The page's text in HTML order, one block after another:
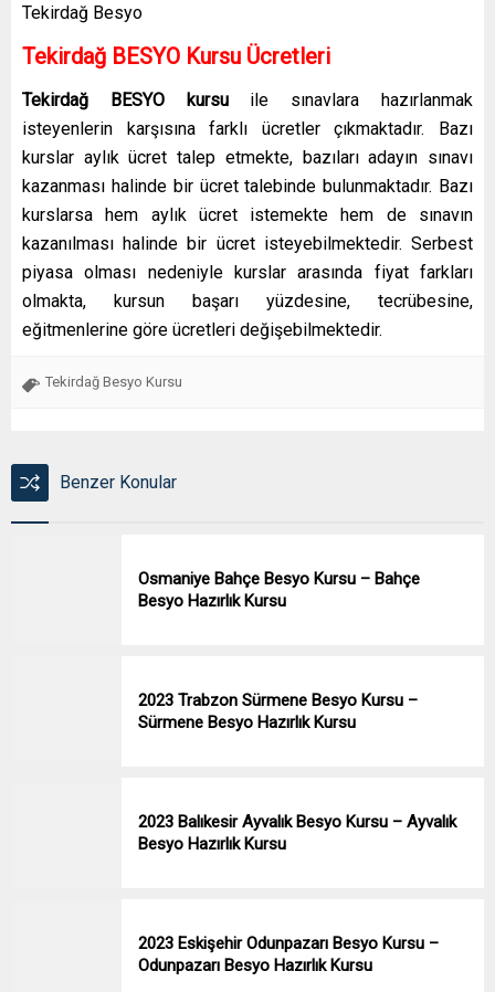
Tekirdağ Besyo
Tekirdağ BESYO Kursu Ücretleri
Tekirdağ BESYO kursu ile sınavlara hazırlanmak
isteyenlerin karşısına farklı ücretler çıkmaktadır. Bazı
kurslar aylık ücret talep etmekte, bazıları adayın sınavı
kazanması halinde bir ücret talebinde bulunmaktadır. Bazı
kurslarsa hem aylık ücret istemekte hem de sınavın
kazanılması halinde bir ücret isteyebilmektedir. Serbest
piyasa olması nedeniyle kurslar arasında fiyat farkları
olmakta, kursun başarı yüzdesine, tecrübesine,
eğitmenlerine göre ücretleri değişebilmektedir.
Tekirdağ Besyo Kursu
Benzer Konular
Osmaniye Bahçe Besyo Kursu – Bahçe
Besyo Hazırlık Kursu
2023 Trabzon Sürmene Besyo Kursu –
Sürmene Besyo Hazırlık Kursu
2023 Balıkesir Ayvalık Besyo Kursu – Ayvalık
Besyo Hazırlık Kursu
2023 Eskişehir Odunpazarı Besyo Kursu –
Odunpazarı Besyo Hazırlık Kursu